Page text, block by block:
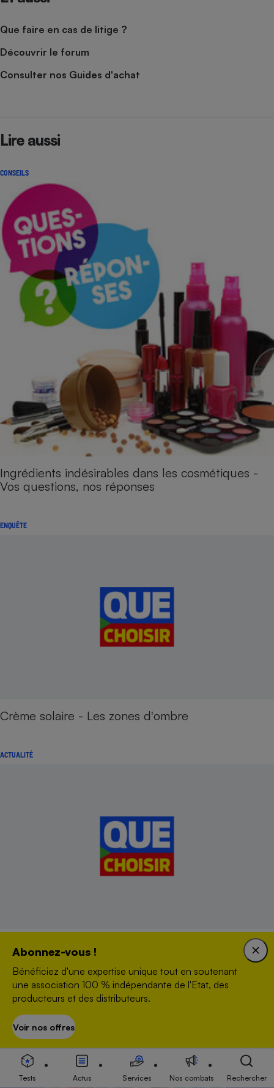
Que faire en cas de litige ?
Découvrir le forum
Consulter nos Guides d'achat
Lire aussi
CONSEILS
Ingrédients indésirables dans les cosmétiques -
Vos questions, nos réponses
ENQUÊTE
Crème solaire - Les zones d'ombre
ACTUALITÉ
Crèmes solaires - Protection et polémiques
ENQUÊTE
Abonnez-vous !
Bénéficiez d'une expertise unique tout en soutenant
une association 100 % indépendante de l'Etat, des
producteurs et des distributeurs.
Voir nos offres
Tests Actus Services Nos combats Rechercher